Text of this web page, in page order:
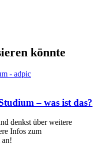
könnte
– was ist das?
denkst über weitere
Infos zum
an!